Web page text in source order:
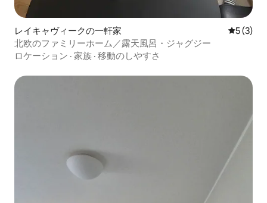
レイキャヴィークの一軒家 レビュー
5 (3)
北欧のファミリーホーム／露天風呂・ジャグジー
ロケーション · 家族 · 移動のしやすさ